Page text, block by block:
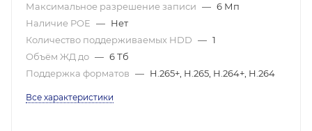
Максимальное разрешение записи — 6 Мп
Наличие POE — Нет
Количество поддерживаемых HDD — 1
Объём ЖД до — 6 Тб
Поддержка форматов — H.265+, H.265, H.264+, H.264
Все характеристики